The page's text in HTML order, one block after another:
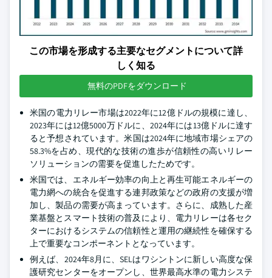
この市場を形成する主要なセグメントについて詳
しく知る
無料のPDFをダウンロード
米国の電力リレー市場は2022年に12億ドルの規模に達し、
2023年には12億5000万ドルに、2024年には13億ドルに達す
ると予想されています。米国は2024年に地域市場シェアの
58.3%を占め、現代的な技術の進歩が信頼性の高いリレー
ソリューションの需要を促進したためです。
米国では、エネルギー効率の向上と再生可能エネルギーの
電力網への統合を促進する連邦政策などの政府の支援が増
加し、製品の需要が高まっています。さらに、成熟した産
業基盤とスマート技術の普及により、電力リレーは各セク
ターにおけるシステムの信頼性と運用の継続性を確保する
上で重要なコンポーネントとなっています。
例えば、2024年8月に、SELはワシントンに新しい高度な保
護研究センターをオープンし、世界最高水準の電力システ